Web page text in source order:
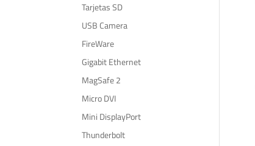
Tarjetas SD
USB Camera
FireWare
Gigabit Ethernet
MagSafe 2
Micro DVI
Mini DisplayPort
Thunderbolt